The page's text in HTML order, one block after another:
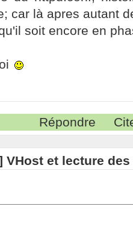
car là apres autant
soit encore en
Répondre
VHost et lecture